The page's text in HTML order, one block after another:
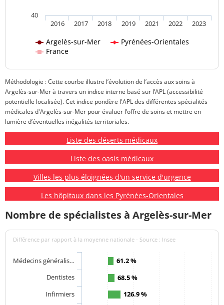
Argelès-sur-Mer
Pyrénées-Orientales
France
2016 2017 2018 2019 2021 2022 2023
40
Méthodologie : Cette courbe illustre l’évolution de l’accès aux soins à
Argelès-sur-Mer à travers un indice interne basé sur l’APL (accessibilité
potentielle localisée). Cet indice pondère l'APL des différentes spécialités
médicales d'Argelès-sur-Mer pour évaluer l’offre de soins et mettre en
lumière d’éventuelles inégalités territoriales.
Liste des déserts médicaux
Liste des oasis médicaux
Villes les plus éloignées d'un service d'urgence
Les hôpitaux dans les Pyrénées-Orientales
Nombre de spécialistes à Argelès-sur-Mer
Différence par rapport à la moyenne nationale - Source : Insee
61.2 %
68.5 %
126.9 %
Médecins généralis…
Dentistes
Infirmiers